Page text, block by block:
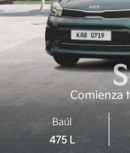
Comienza
Baúl
475 L